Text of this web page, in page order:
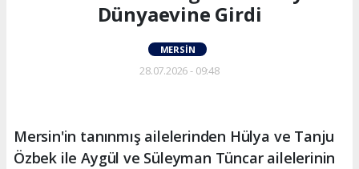
Dünyaevine Girdi
MERSIN
28.07.2026 - 09:48
Mersin'in tanınmış ailelerinden Hülya ve Tanju
Özbek ile Aygül ve Süleyman Tüncar ailelerinin